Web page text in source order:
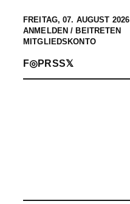
FREITAG, 07. AUGUST 2026
ANMELDEN / BEITRETEN
MITGLIEDSKONTO
F◎PRSS𝕏